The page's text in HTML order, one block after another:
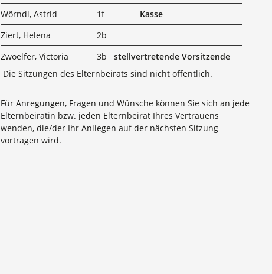
Wörndl, Astrid
1f Kasse
Ziert, Helena
2b
Zwoelfer, Victoria
3b stellvertretende Vorsitzende
Die Sitzungen des Elternbeirats sind nicht öffentlich.
Für Anregungen, Fragen und Wünsche können Sie sich an jede
Elternbeirätin bzw. jeden Elternbeirat Ihres Vertrauens
wenden, die/der Ihr Anliegen auf der nächsten Sitzung
vortragen wird.